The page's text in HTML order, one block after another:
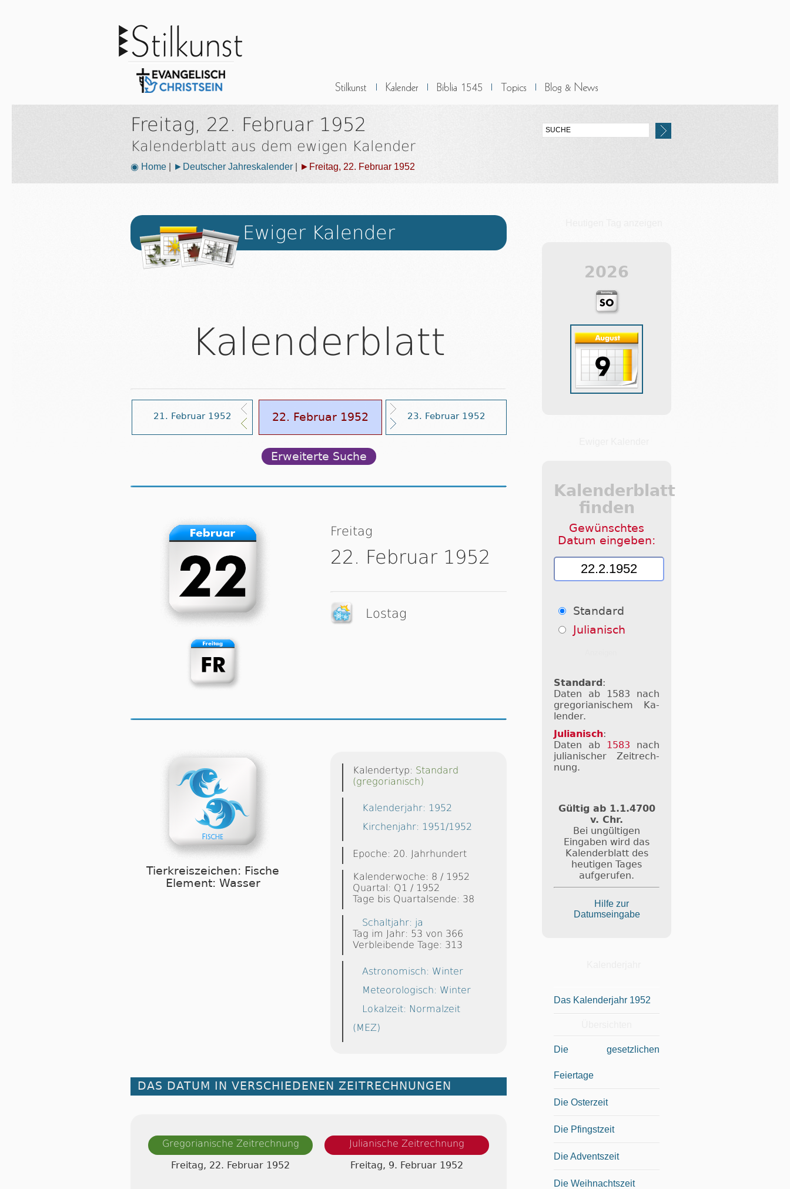
Freitag, 22. Februar 1952
Kalenderblatt aus dem ewigen Kalender
◉ Home ►Deutscher Jahreskalender ►Freitag, 22. Februar 1952
Ewiger Kalender
Kalenderblatt
21. Februar 1952 22. Februar 1952 23. Februar 1952
Erweiterte Suche
Freitag
22. Februar 1952
Lostag
Tierkreiszeichen: Fische
Element: Wasser
Kalendertyp: Standard
(gregorianisch)
Kalenderjahr: 1952
Kirchenjahr: 1951/1952
Epoche: 20. Jahrhundert
Kalenderwoche: 8 / 1952
Quartal: Q1 / 1952
Tage bis Quartalsende: 38
Schaltjahr: ja
Tag im Jahr: 53 von 366
Verbleibende Tage: 313
Astronomisch: Winter
Meteorologisch: Winter
Lokalzeit: Normalzeit
(MEZ)
DAS DATUM IN VERSCHIEDENEN ZEITRECHNUNGEN
Gregorianische Zeitrechnung
Freitag, 22. Februar 1952
Julianische Zeitrechnung
Freitag, 9. Februar 1952
2026
Kalenderblatt
finden
Gewünschtes
Datum eingeben:
Standard
Julianisch
Standard :
Daten ab 1583 nach
gre­go­ri­a­ni­schem Ka­
len­der.
Julianisch:
Daten ab 1583 nach
ju­li­a­ni­scher Zeit­rech­
nung.
Gültig ab 1.1.4700
v. Chr.
Bei ungültigen
Eingaben wird das
Kalenderblatt des
heutigen Tages
aufgerufen.
Hilfe zur
Datumseingabe
Das Kalenderjahr 1952
Die gesetzlichen
Feiertage
Die Osterzeit
Die Pfingstzeit
Die Adventszeit
Die Weihnachtszeit